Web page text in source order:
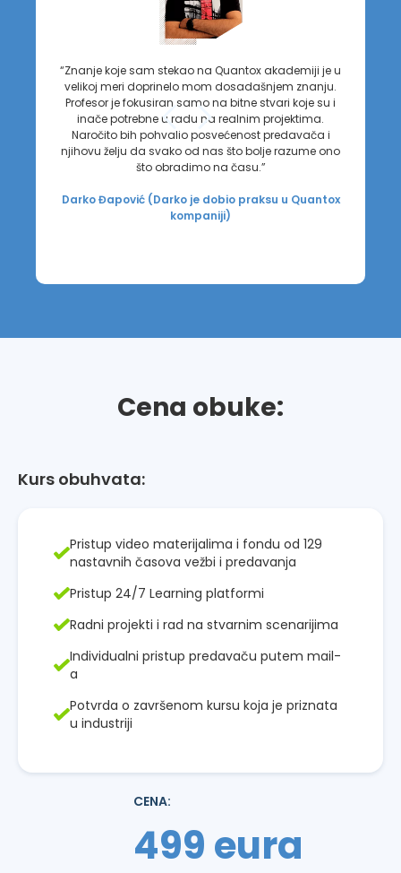
“Znanje koje sam stekao na Quantox akademiji je u
velikoj meri doprinelo mom dosadašnjem znanju.
Profesor je fokusiran samo na bitne stvari koje su i
inače potrebne u radu na realnim projektima.
Naročito bih pohvalio posvećenost predavača i
njihovu želju da svako od nas što bolje razume ono
što obradimo na času.”
Darko Đapović (Darko je dobio praksu u Quantox
kompaniji)
Cena obuke:
Kurs obuhvata:
Pristup video materijalima i fondu od 129
nastavnih časova vežbi i predavanja
Pristup 24/7 Learning platformi
Radni projekti i rad na stvarnim scenarijima
Individualni pristup predavaču putem mail-
a
Potvrda o završenom kursu koja je priznata
u industriji
CENA:
499 eura